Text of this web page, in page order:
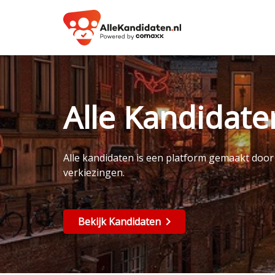
Alle
Alle kandidaten is een platform gemaakt
verkiezingen.
Bekijk Kandidaten